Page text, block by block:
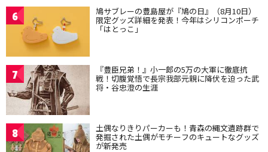
6 鳩サブレーの豊島屋が『鳩の日』（8月10日）
限定グッズ詳細を発表！今年はシリコンポーチ
「はとっこ」
7 『豊臣兄弟！』小一郎の5万の大軍に徹底抗
戦！切腹覚悟で長宗我部元親に降伏を迫った武
将・谷忠澄の生涯
8 土偶なりきりパーカーも！青森の縄文遺跡群で
発掘された土偶がモチーフのキュートなグッズ
が新発売